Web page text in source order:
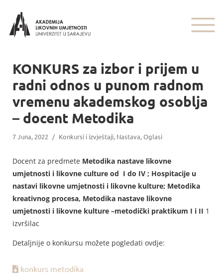
KONKURS za izbor i prijem u
radni odnos u punom radnom
vremenu akademskog osoblja
– docent Metodika
7 Juna, 2022 / Konkursi i izvještaji, Nastava,Oglasi
Docent za predmete Metodika nastave likovne
umjetnosti i likovne culture od I do IV ; Hospitacije u
nastavi likovne umjetnosti i likovne kulture; Metodika
kreativnog procesa, Metodika nastave likovne
umjetnosti i likovne kulture –metodički praktikum I i II 1
izvršilac
Detaljnije o konkursu možete pogledati ovdje:
konkurs metodika